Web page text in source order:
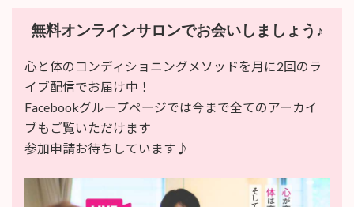
無料オンラインサロンでお会いしましょう♪
心と体のコンディショニングメソッドを月に2回のラ
イブ配信でお届け中！
Facebookグループページでは今まで全てのアーカイ
ブもご覧いただけます
参加申請お待ちしています♪